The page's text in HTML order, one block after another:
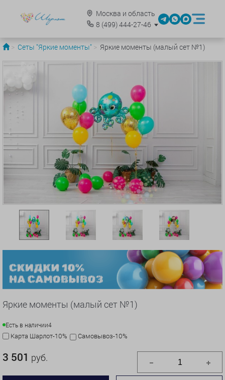
Москва и область
8 (499)444-27-46
Сеты "Яркие моменты" Яркие моменты (малый сет №1)
Яркие моменты (малый сет №1)
Есть в наличии4
Карта Шарлот-10% Самовывоз-10%
3 501 руб.